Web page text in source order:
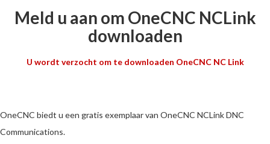
Meld u aan om OneCNC NCLink
downloaden
U wordt verzocht om te downloaden OneCNC NC Link
OneCNC biedt u een gratis exemplaar van OneCNC NCLink DNC
Communications.